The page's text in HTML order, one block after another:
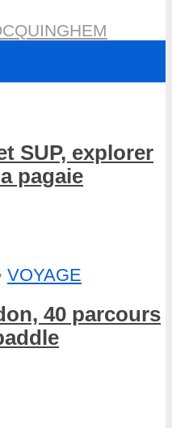
SUP, explorer
pagaie
VOYAGE
40 parcours